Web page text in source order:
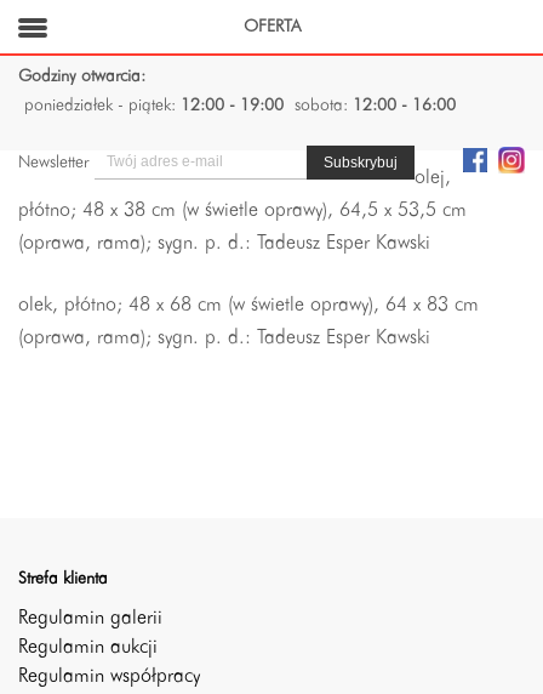
Godziny otwarcia:
poniedziałek - piątek:
12:00 - 19:00 sobota: 12:00 - 16:00
Newsletter
olej,
płótno; 48 x 38 cm (w świetle oprawy), 64,5 x 53,5 cm
(oprawa, rama); sygn. p. d.: Tadeusz Esper Kawski
olek, płótno; 48 x 68 cm (w świetle oprawy), 64 x 83 cm
(oprawa, rama); sygn. p. d.: Tadeusz Esper Kawski
Strefa klienta
Regulamin galerii
Regulamin aukcji
Regulamin współpracy
OFERTA